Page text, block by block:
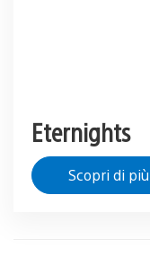
Eternights
Scopri di